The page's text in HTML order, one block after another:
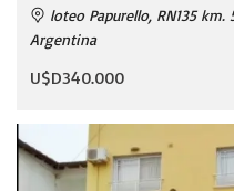
loteo Papurello, RN135 km.
Argentina
U$D340.000